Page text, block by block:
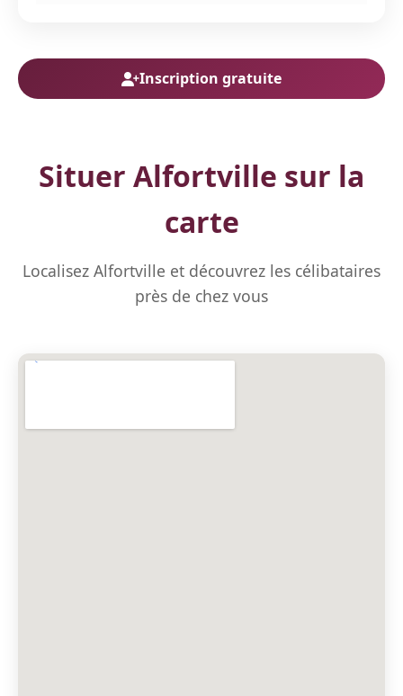
Inscription gratuite
Situer Alfortville sur la
carte
Localisez Alfortville et découvrez les célibataires
près de chez vous